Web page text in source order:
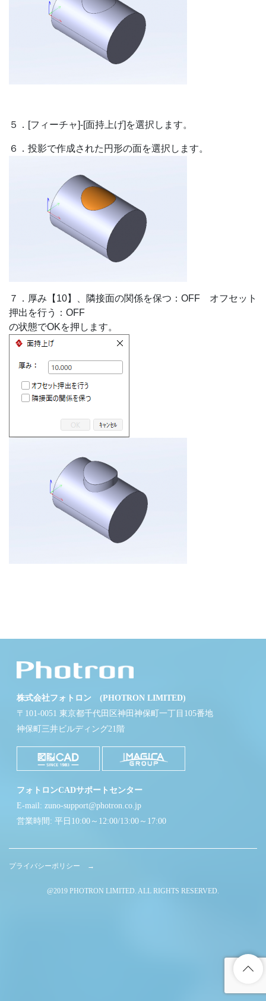
５．[フィーチャ]-[面持上げ]を選択します。
６．投影で作成された円形の面を選択します。
７．厚み【10】、隣接面の関係を保つ：OFF オフセット
押出を行う：OFF
の状態でOKを押します。
株式会社フォトロン (PHOTRON LIMITED)
〒101-0051 東京都千代田区神田神保町一丁目105番地
神保町三井ビルディング21階
フォトロンCADサポートセンター
E-mail: zuno-support@photron.co.jp
営業時間: 平日10:00～12:00/13:00～17:00
プライバシーポリシー →
@2019 PHOTRON LIMITED. ALL RIGHTS RESERVED.